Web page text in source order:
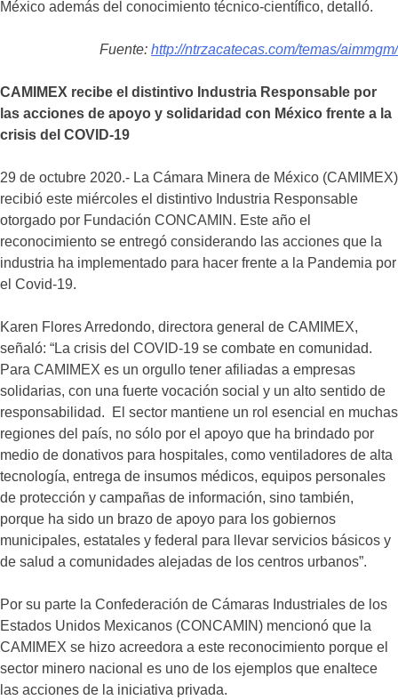
México además del conocimiento técnico-científico, detalló.
Fuente: http://ntrzacatecas.com/temas/aimmgm/
CAMIMEX recibe el distintivo Industria Responsable por
las acciones de apoyo y solidaridad con México frente a la
crisis del COVID-19
29 de octubre 2020.- La Cámara Minera de México (CAMIMEX)
recibió este miércoles el distintivo Industria Responsable
otorgado por Fundación CONCAMIN. Este año el
reconocimiento se entregó considerando las acciones que la
industria ha implementado para hacer frente a la Pandemia por
el Covid-19.
Karen Flores Arredondo, directora general de CAMIMEX,
señaló: “La crisis del COVID-19 se combate en comunidad.
Para CAMIMEX es un orgullo tener afiliadas a empresas
solidarias, con una fuerte vocación social y un alto sentido de
responsabilidad. El sector mantiene un rol esencial en muchas
regiones del país, no sólo por el apoyo que ha brindado por
medio de donativos para hospitales, como ventiladores de alta
tecnología, entrega de insumos médicos, equipos personales
de protección y campañas de información, sino también,
porque ha sido un brazo de apoyo para los gobiernos
municipales, estatales y federal para llevar servicios básicos y
de salud a comunidades alejadas de los centros urbanos”.
Por su parte la Confederación de Cámaras Industriales de los
Estados Unidos Mexicanos (CONCAMIN) mencionó que la
CAMIMEX se hizo acreedora a este reconocimiento porque el
sector minero nacional es uno de los ejemplos que enaltece
las acciones de la iniciativa privada.